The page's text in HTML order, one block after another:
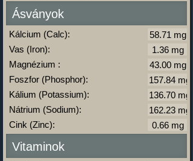
Ásványok
Kálcium (Calc):
Vas (Iron):
Magnézium :
Foszfor (Phosphor):
Kálium (Potassium):
Nátrium (Sodium):
Cink (Zinc):
Vitaminok